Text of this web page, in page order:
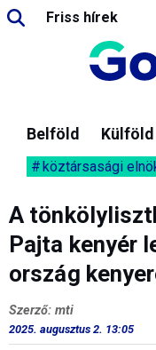
Friss hírek
Belföld Külföld
köztársasági
A
Pajta kenyér
ország
Szerző: mti
2025. augusztus 2. 13:05